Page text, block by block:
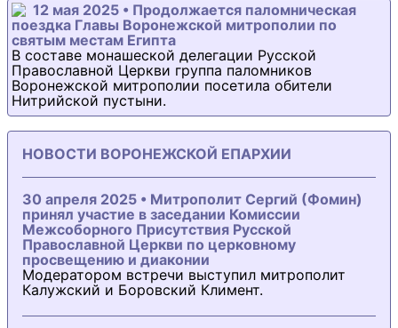
12 мая 2025 • Продолжается паломническая
поездка Главы Воронежской митрополии по
святым местам Египта
В составе монашеской делегации Русской
Православной Церкви группа паломников
Воронежской митрополии посетила обители
Нитрийской пустыни.
НОВОСТИ ВОРОНЕЖСКОЙ ЕПАРХИИ
30 апреля 2025 • Митрополит Сергий (Фомин)
принял участие в заседании Комиссии
Межсоборного Присутствия Русской
Православной Церкви по церковному
просвещению и диаконии
Модератором встречи выступил митрополит
Калужский и Боровский Климент.